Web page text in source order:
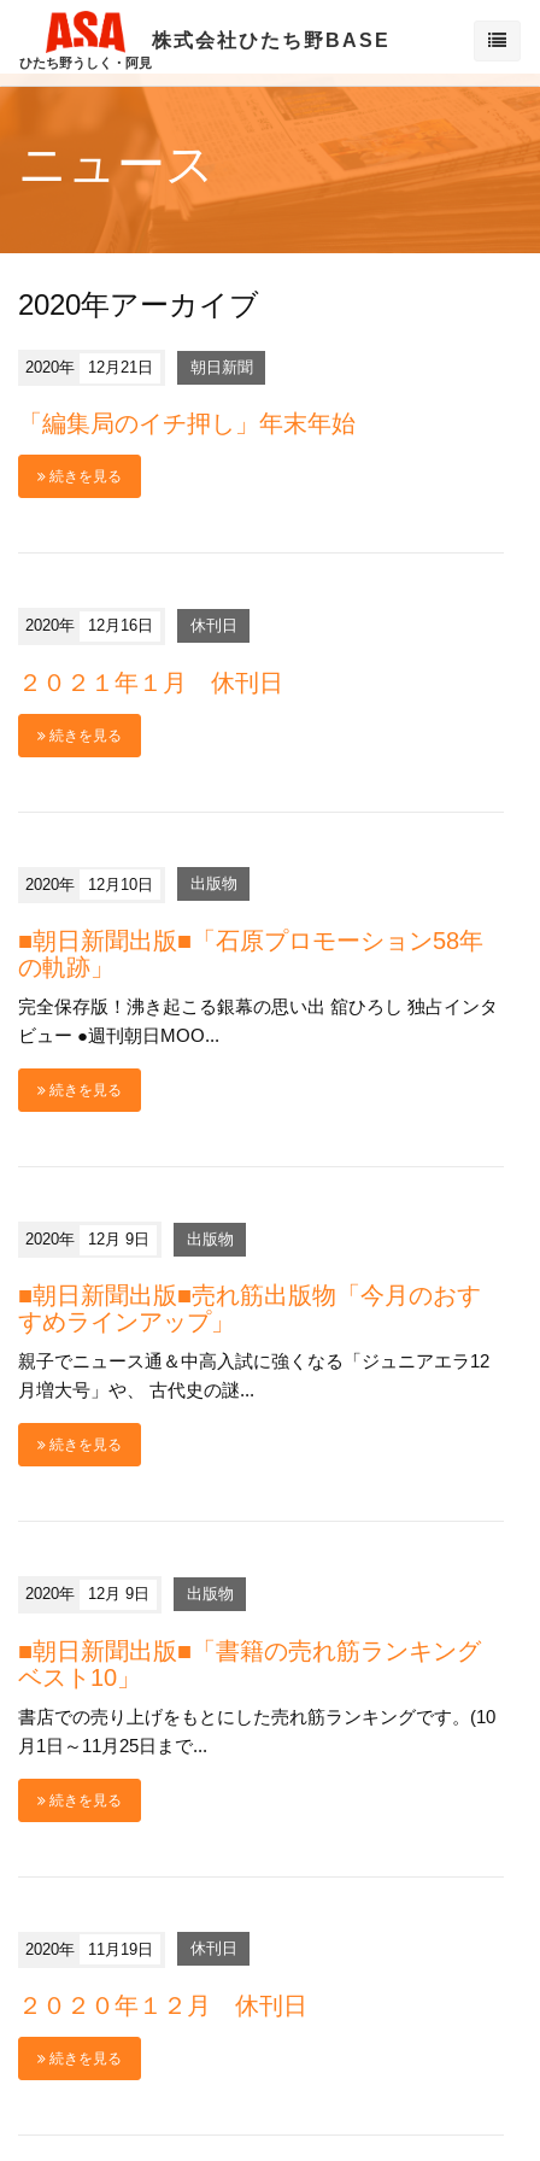
ひたち野うしく・阿見
株式会社ひたち野BASE
ニュース
2020年アーカイブ
2020年 12月21日 朝日新聞
「編集局のイチ押し」年末年始
続きを見る
2020年 12月16日 休刊日
２０２１年１月 休刊日
続きを見る
2020年 12月10日 出版物
■朝日新聞出版■「石原プロモーション58年
の軌跡」
完全保存版！沸き起こる銀幕の思い出 舘ひろし 独占インタ
ビュー ●週刊朝日MOO...
続きを見る
2020年 12月 9日 出版物
■朝日新聞出版■売れ筋出版物「今月のおす
すめラインアップ」
親子でニュース通＆中高入試に強くなる「ジュニアエラ12
月増大号」や、 古代史の謎...
続きを見る
2020年 12月 9日 出版物
■朝日新聞出版■「書籍の売れ筋ランキング
ベスト10」
書店での売り上げをもとにした売れ筋ランキングです。(10
月1日～11月25日まで...
続きを見る
2020年 11月19日 休刊日
２０２０年１２月 休刊日
続きを見る